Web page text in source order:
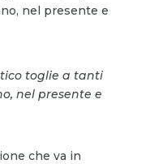
nel presente e
toglie a tanti
nel presente e
che va in